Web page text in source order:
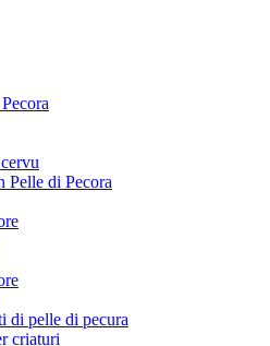
Pelle di Pecora
di pelle di pecura
criaturi